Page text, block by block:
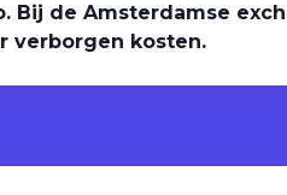
Bij de Amsterdamse
verborgen kosten.